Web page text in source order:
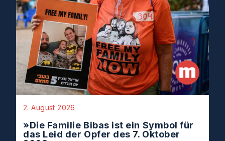
2. August 2026
»Die Familie Bibas ist ein Symbol für
das Leid der Opfer des 7. Oktober